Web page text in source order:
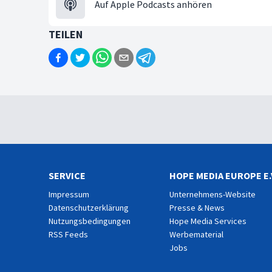
Auf Apple Podcasts anhören
TEILEN
SERVICE
Impressum
Datenschutzerklärung
Nutzungsbedingungen
RSS Feeds
HOPE MEDIA EUROPE
Unternehmens-Website
Presse & News
Hope Media Services
Werbematerial
Jobs